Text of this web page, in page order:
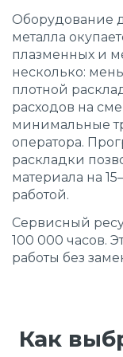
Оборудование
металла
плазменных и
несколько:
плотной
расходов на
минимальные
оператора.
раскладки
материала на
работой.
Сервисный
100 000 часов.
работы без
Как